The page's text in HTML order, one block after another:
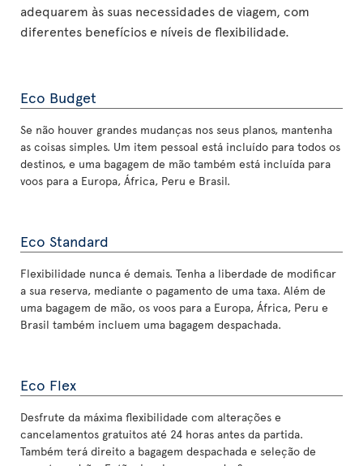
adequarem às suas necessidades de viagem, com
diferentes benefícios e níveis de flexibilidade.
Eco Budget
Se não houver grandes mudanças nos seus planos, mantenha
as coisas simples. Um item pessoal está incluído para todos os
destinos, e uma bagagem de mão também está incluída para
voos para a Europa, África, Peru e Brasil.
Eco Standard
Flexibilidade nunca é demais. Tenha a liberdade de modificar
a sua reserva, mediante o pagamento de uma taxa. Além de
uma bagagem de mão, os voos para a Europa, África, Peru e
Brasil também incluem uma bagagem despachada.
Eco Flex
Desfrute da máxima flexibilidade com alterações e
cancelamentos gratuitos até 24 horas antes da partida.
Também terá direito a bagagem despachada e seleção de